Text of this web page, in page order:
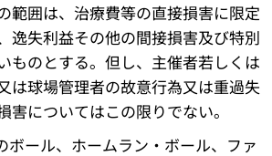
範囲は、治療費等の直接損害に限定
逸失利益その他の間接損害及び特別
ものとする。但し、主催者若しくは
は球場管理者の故意行為又は重過失
害についてはこの限りでない。
ボール、ホームラン・ボール、ファ